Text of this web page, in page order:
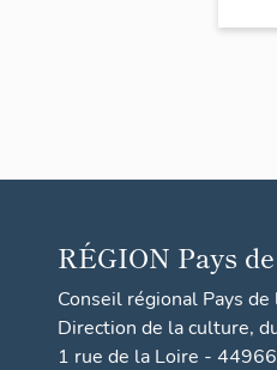
RÉGION Pays
Conseil régional Pays de
Direction de la culture,
1 rue de la Loire -